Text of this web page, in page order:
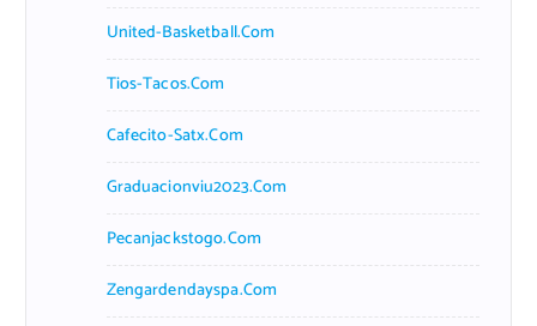
United-Basketball.com
Tios-Tacos.com
Cafecito-Satx.com
Graduacionviu2023.com
Pecanjackstogo.com
Zengardendayspa.com